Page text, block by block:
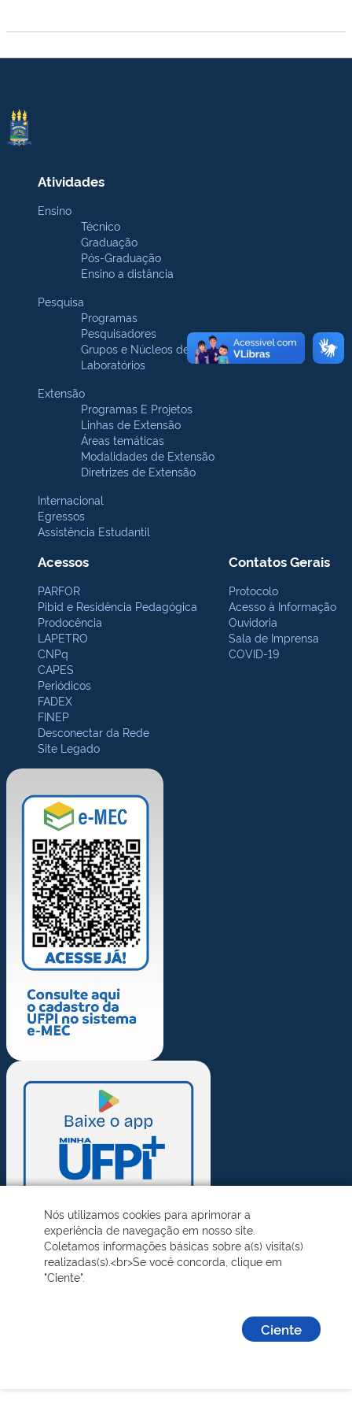
Atividades
Ensino
Técnico
Graduação
Pós-Graduação
Ensino a distância
Pesquisa
Programas
Pesquisadores
Grupos e Núcleos de pesquisa
Laboratórios
Extensão
Programas E Projetos
Linhas de Extensão
Áreas temáticas
Modalidades de Extensão
Diretrizes de Extensão
Internacional
Egressos
Assistência Estudantil
Acessos
PARFOR
Pibid e Residência Pedagógica
Prodocência
LAPETRO
CNPq
CAPES
Periódicos
FADEX
FINEP
Desconectar da Rede
Site Legado
Contatos Gerais
Protocolo
Acesso à Informação
Ouvidoria
Sala de Imprensa
COVID-19
Nós utilizamos cookies para aprimorar a
experiência de navegação em nosso site.
Coletamos informações básicas sobre a(s) visita(s)
realizadas(s).<br>Se você concorda, clique em
"Ciente".
Ciente